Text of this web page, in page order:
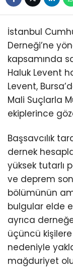
İstanbul
Derneği’ne
kapsamında
Haluk Levent
Levent,
Mali Suçlarla
ekiplerince
Başsavcılık
dernek
yüksek tutarlı
ve deprem
bölümünün
bulgular elde
ayrıca
üçüncü
nedeniyle
mağduriyet